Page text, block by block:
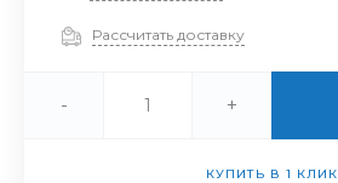
Рассчитать доставку
- +
КУПИТЬ В 1 КЛИК